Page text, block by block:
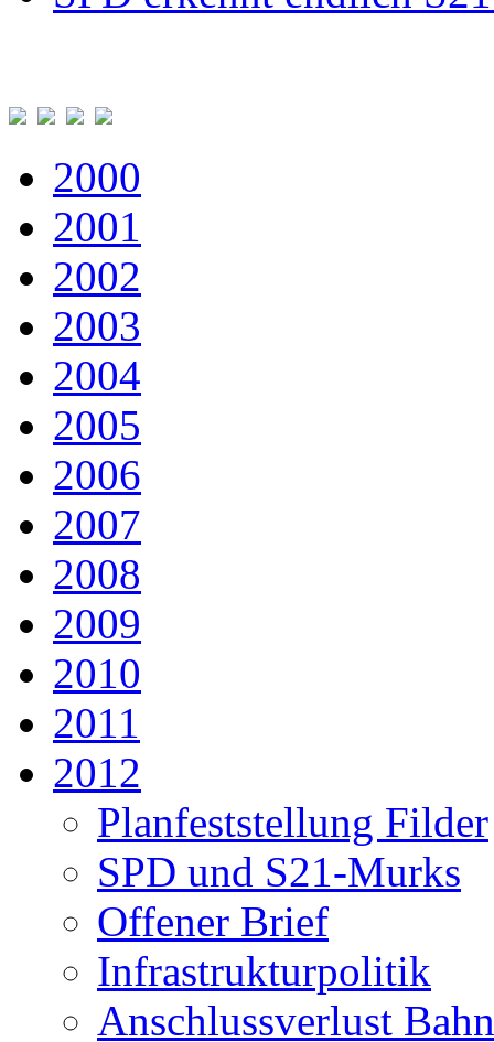
2000
2001
2002
2003
2004
2005
2006
2007
2008
2009
2010
2011
2012
Planfeststellung Filder
SPD und S21-Murks
Offener Brief
Infrastrukturpolitik
Anschlussverlust Bahn